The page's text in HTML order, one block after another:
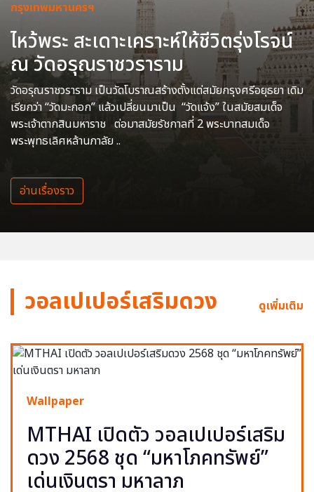
กรุงเทพมหานครฯ
ไหว้พระ สะเดาะเคราะห์ให้ชีวิตรุ่งโรจน์
ณ วัดอรุณราชวราราม
วัดอรุณราชวราราม เป็นวัดโบราณสร้างตั้งแต่สมัยกรุงศรีอยุธยา เดิม
เรียกว่า “วัดมะกอก” แล้วเปลี่ยนมาเป็น “วัดแจ้ง” ในสมัยสมเด็จ
พระเจ้าตากสินมหาราช ต่อมาสมัยรัชกาลที่ 2 พระบาทสมเด็จ
พระพุทธเลิศหล้านภาลัย ..
อ่านเรื่องราว
วอลเปเปอร์เสริมดวง ดูเพิ่มเติม
Wallpaper
MTHAI เปิดตัว วอลเปเปอร์เสริม
ดวง 2568 ชุด “มหาโภคทรัพย์”
เด่นเงินตรา มหาลาภ